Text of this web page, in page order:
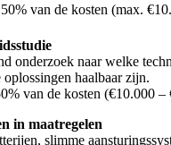
van de kosten (max.
onderzoek naar welke
oplossingen haalbaar zijn.
van de kosten (€10.000
in maatregelen
slimme